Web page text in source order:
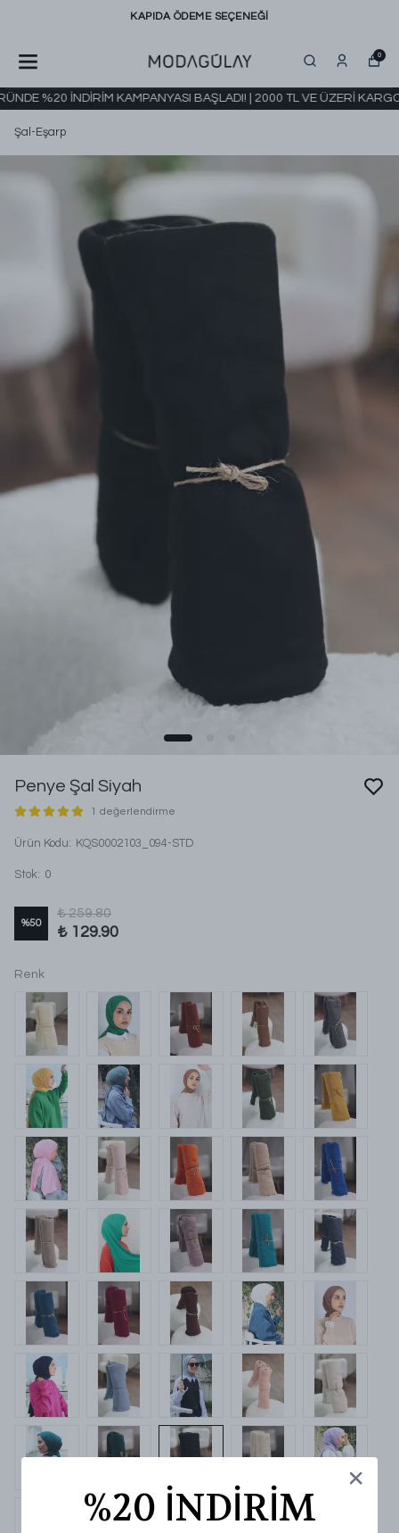
KAPIDA ÖDEME SEÇENEĞİ
0
%20 İNDİRİM KAMPANYASI BAŞLADI! | 2000 TL VE ÜZERİ KARGO
Şal-Eşarp
Penye Şal Siyah
1 değerlendirme
Ürün Kodu: KQS0002103_094-STD
Stok: 0
%50
₺ 259.80
₺ 129.90
Renk
%20 İNDİRİM